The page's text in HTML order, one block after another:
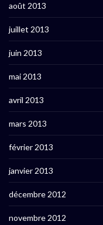
août 2013
juillet 2013
juin 2013
mai 2013
avril 2013
mars 2013
février 2013
janvier 2013
décembre 2012
novembre 2012